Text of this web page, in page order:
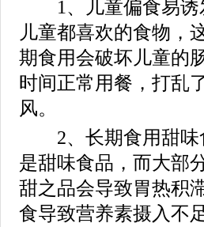
1、儿童偏食易诱
儿童都喜欢的食物，
期食用会破坏儿童的
时间正常用餐，打乱
风。
2、长期食用甜味
是甜味食品，而大部
甜之品会导致胃热积
食导致营养素摄入不